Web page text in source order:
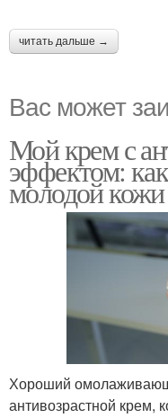
читать дальше →
Вас может
Мой крем с
эффектом:
молодой кожи
Хороший
антивозрастной крем,